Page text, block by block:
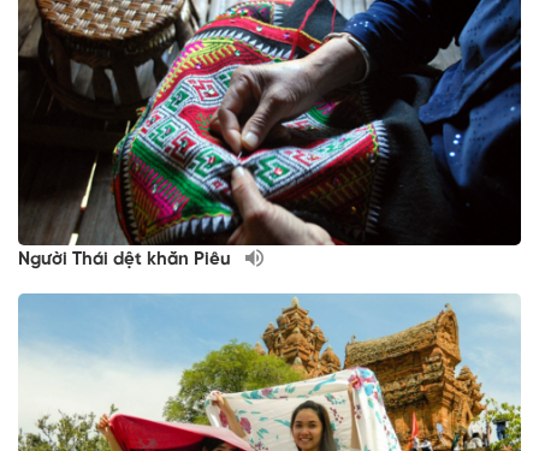
Người Thái dệt khăn Piêu